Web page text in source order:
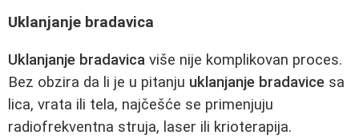
Uklanjanje bradavica
Uklanjanje bradavica više nije komplikovan proces.
Bez obzira da li je u pitanju uklanjanje bradavice sa
lica, vrata ili tela, najčešće se primenjuju
radiofrekventna struja, laser ili krioterapija.